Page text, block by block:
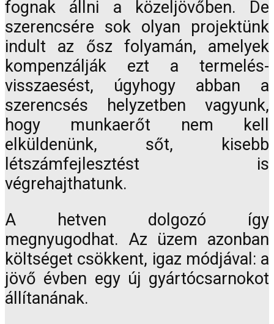
fognak állni a közeljövőben. De
szerencsére sok olyan projektünk
indult az ősz folyamán, amelyek
kompenzálják ezt a termelés-
visszaesést, úgyhogy abban a
szerencsés helyzetben vagyunk,
hogy munkaerőt nem kell
elküldenünk, sőt, kisebb
létszámfejlesztést is
végrehajthatunk.
A hetven dolgozó így
megnyugodhat. Az üzem azonban
költséget csökkent, igaz módjával: a
jövő évben egy új gyártócsarnokot
állítanának.